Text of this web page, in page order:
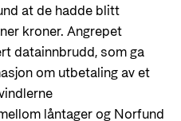
at de hadde blitt
kroner. Angrepet
datainnbrudd, som ga
om utbetaling av et
låntager og Norfund